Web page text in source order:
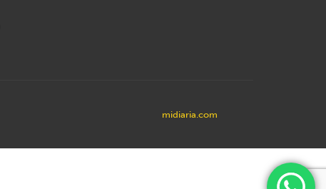
midiaria.com